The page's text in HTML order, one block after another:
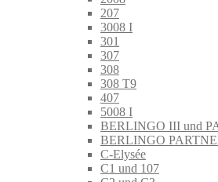
207
3008 I
301
307
308
308 T9
407
5008 I
BERLINGO III und
BERLINGO
C-Elysée
C1 und 107